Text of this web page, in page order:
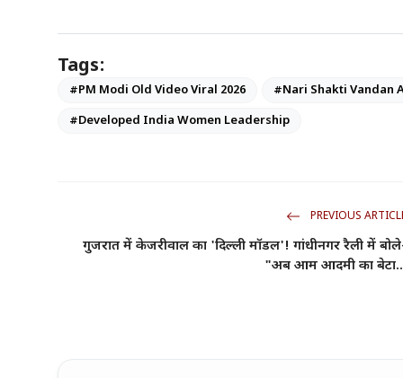
Tags:
#PM Modi Old Video Viral 2026
#Nari Shakti Vandan
#Developed India Women Leadership
PREVIOUS
गुजरात में केजरीवाल का 'दिल्ली मॉडल'! गांधीनगर रैली में
"अब आम आदमी का